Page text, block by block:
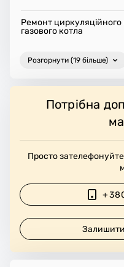
Ремонт циркуляційного
газового котла
Розгорнути (19 більше)
Потрібна
Просто
Залишити